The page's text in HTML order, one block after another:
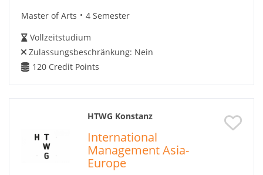
Master of Arts
4 Semester
Vollzeitstudium
Zulassungsbeschränkung: Nein
120 Credit Points
HTWG Konstanz
International
Management Asia-
Europe